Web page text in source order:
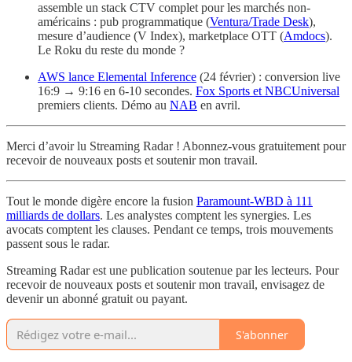
assemble un stack CTV complet pour les marchés non-
américains : pub programmatique (Ventura/Trade Desk),
mesure d’audience (V Index), marketplace OTT (Amdocs).
Le Roku du reste du monde ?
AWS lance Elemental Inference (24 février) : conversion live
16:9 → 9:16 en 6-10 secondes. Fox Sports et NBCUniversal
premiers clients. Démo au NAB en avril.
Merci d’avoir lu Streaming Radar ! Abonnez-vous gratuitement pour
recevoir de nouveaux posts et soutenir mon travail.
Tout le monde digère encore la fusion Paramount-WBD à 111
milliards de dollars. Les analystes comptent les synergies. Les
avocats comptent les clauses. Pendant ce temps, trois mouvements
passent sous le radar.
Streaming Radar est une publication soutenue par les lecteurs. Pour
recevoir de nouveaux posts et soutenir mon travail, envisagez de
devenir un abonné gratuit ou payant.
S'abonner